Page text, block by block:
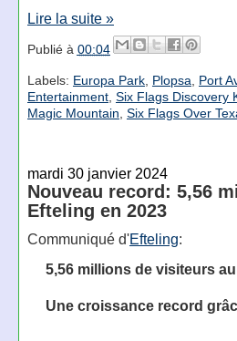
Lire la suite »
Publié à 00:04
Labels: Europa Park, Plopsa, Port
Entertainment, Six Flags Discovery
Magic Mountain, Six Flags Over
mardi 30 janvier 2024
Nouveau record: 5,56
Efteling en 2023
Communiqué d'Efteling:
5,56 millions de visiteurs
Une croissance record